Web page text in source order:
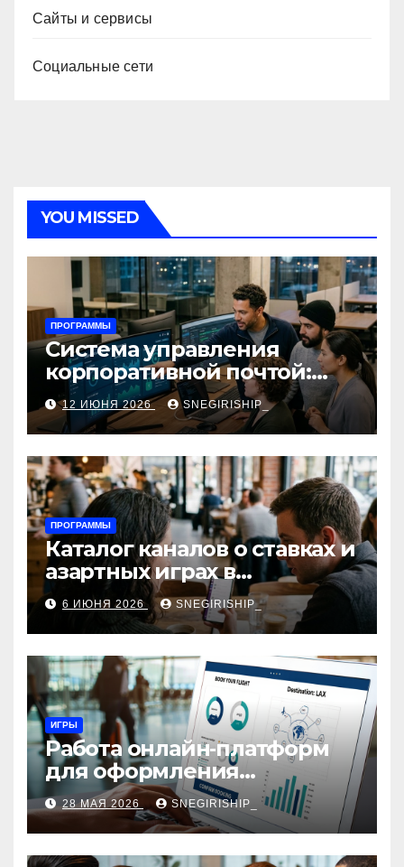
Сайты и сервисы
Социальные сети
YOU MISSED
ПРОГРАММЫ
Система управления
корпоративной почтой:
функции, безопасность и
интеграция
12 ИЮНЯ 2026 SNEGIRISHIP_
ПРОГРАММЫ
Каталог каналов о ставках и
азартных играх в
мессенджерах
6 ИЮНЯ 2026 SNEGIRISHIP_
ИГРЫ
Работа онлайн‑платформ
для оформления
авиабилетов: алгоритмы,
сборы и безопасность
28 МАЯ 2026 SNEGIRISHIP_